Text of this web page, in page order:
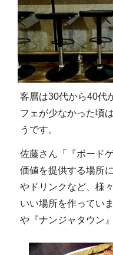
客層は30代から40代
フェが少なかった頃
うです。
佐藤さん「『ボード
価値を提供する場所
やドリンクなど、様
いい場所を作ってい
や『ナンジャタウン